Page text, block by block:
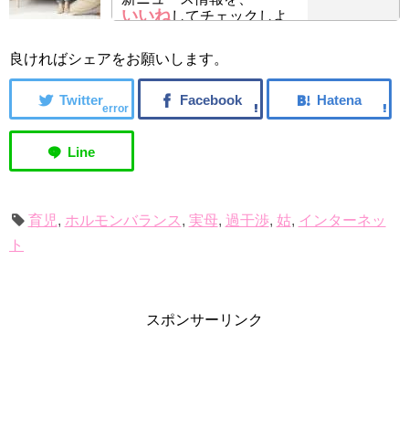
いいねしてチェックしよ
良ければシェアをお願いします。
error
育児 , ホルモンバランス , 実母, 過干渉, 姑, インターネッ
ト
スポンサーリンク